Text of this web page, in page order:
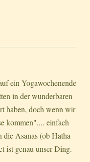
ein Yogawochenende
in der wunderbaren
haben, doch wenn wir
kommen".... einfach
Asanas (ob Hatha
ist genau unser Ding.